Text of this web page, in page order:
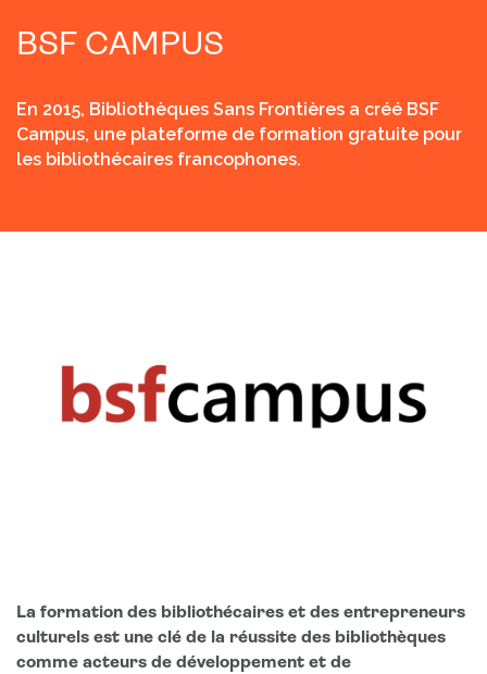
BSF CAMPUS
En 2015, Bibliothèques Sans Frontières a créé BSF
Campus, une plateforme de formation gratuite pour
les bibliothécaires francophones.
La formation des bibliothécaires et des entrepreneurs
culturels est une clé de la réussite des bibliothèques
comme acteurs de développement et de